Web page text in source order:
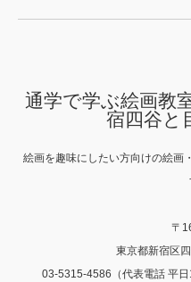
通学で学ぶ絵画教
宿四谷と
絵画を趣味にしたい方向けの絵画
〒
東京都新宿区
03-5315-4586（代表電話 平